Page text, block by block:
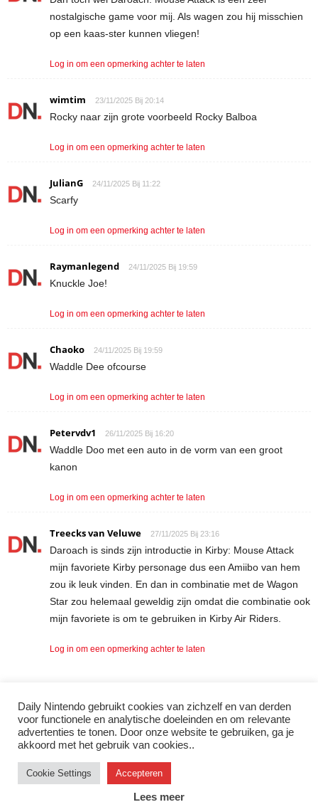
nostalgische game voor mij. Als wagen zou hij misschien
op een kaas-ster kunnen vliegen!
Log in om een opmerking achter te laten
wimtim 23/11/2025 Bij 20:14
Rocky naar zijn grote voorbeeld Rocky Balboa
Log in om een opmerking achter te laten
JulianG 24/11/2025 Bij 11:22
Scarfy
Log in om een opmerking achter te laten
Raymanlegend 24/11/2025 Bij 19:59
Knuckle Joe!
Log in om een opmerking achter te laten
Chaoko 24/11/2025 Bij 19:59
Waddle Dee ofcourse
Log in om een opmerking achter te laten
Petervdv1 26/11/2025 Bij 16:20
Waddle Doo met een auto in de vorm van een groot
kanon
Log in om een opmerking achter te laten
Treecks van Veluwe 27/11/2025 Bij 23:16
Daroach is sinds zijn introductie in Kirby: Mouse Attack
mijn favoriete Kirby personage dus een Amiibo van hem
zou ik leuk vinden. En dan in combinatie met de Wagon
Star zou helemaal geweldig zijn omdat die combinatie ook
mijn favoriete is om te gebruiken in Kirby Air Riders.
Log in om een opmerking achter te laten
LAAT EEN REACTIE ACHTER
Log in om een opmerking achter te laten
Instagram Facebook X/Twitter
Daily Nintendo gebruikt cookies van zichzelf en van derden
voor functionele en analytische doeleinden en om relevante
advertenties te tonen. Door onze website te gebruiken, ga je
akkoord met het gebruik van cookies..
Cookie Settings Accepteren
Lees meer